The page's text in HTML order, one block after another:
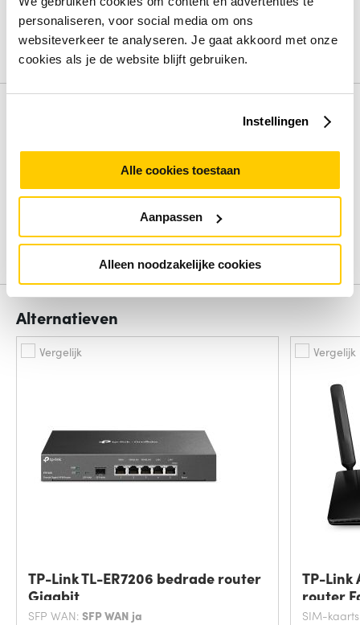
personaliseren, voor social media om ons
websiteverkeer te analyseren. Je gaat akkoord met onze
cookies als je de website blijft gebruiken.
Instellingen
Alle cookies toestaan
Aanpassen
Alleen noodzakelijke cookies
SFP WAN
Nee
SIM-kaartsleuf
Nee
Bekijk alle specificaties
Deel je ervaring met het product door het schrijven van een
Schrijf een review
Alternatieven
Vergelijk
TP-Link TL-ER7206 bedrade router
Gigabit
SFP WAN: SFP WAN ja
Vergelijk
TP-Link
router
SIM-